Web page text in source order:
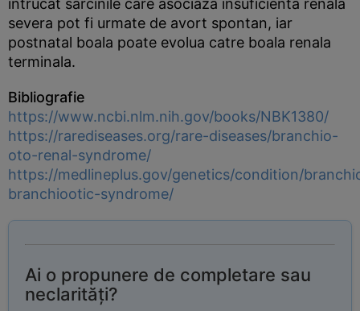
intrucat sarcinile care asociaza insuficienta renala
severa pot fi urmate de avort spontan, iar
postnatal boala poate evolua catre boala renala
terminala.
Bibliografie
https://www.ncbi.nlm.nih.gov/books/NBK1380/
https://rarediseases.org/rare-diseases/branchio-
oto-renal-syndrome/
https://medlineplus.gov/genetics/condition/
branchiootic-syndrome/
Ai o propunere de completare sau
neclarități?